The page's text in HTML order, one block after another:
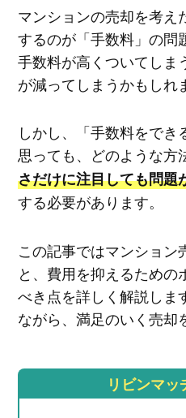
マンションの売却を考え
するのが「手数料」の問
手数料が高くついてしま
が減ってしまうかもしれ
しかし、「手数料をでき
思っても、どのような方
さだけに注目しても問題
する必要があります。
この記事ではマンション
と、費用を抑えるため
べき点を詳しく解説しま
ながら、満足のいく売却
リビンマッ